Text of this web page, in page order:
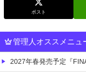
ポスト
管理人オススメニュ
2027年春発売予定『FINAL FANTASY VII